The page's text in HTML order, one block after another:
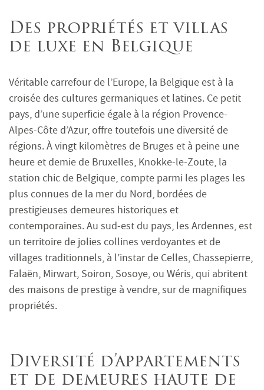
Des propriétés et villas
de luxe en Belgique
Véritable carrefour de l’Europe, la Belgique est à la
croisée des cultures germaniques et latines. Ce petit
pays, d’une superficie égale à la région Provence-
Alpes-Côte d’Azur, offre toutefois une diversité de
régions. À vingt kilomètres de Bruges et à peine une
heure et demie de Bruxelles, Knokke-le-Zoute, la
station chic de Belgique, compte parmi les plages les
plus connues de la mer du Nord, bordées de
prestigieuses demeures historiques et
contemporaines. Au sud-est du pays, les Ardennes, est
un territoire de jolies collines verdoyantes et de
villages traditionnels, à l’instar de Celles, Chassepierre,
Falaën, Mirwart, Soiron, Sosoye, ou Wéris, qui abritent
des maisons de prestige à vendre, sur de magnifiques
propriétés.
Diversité d’appartements
et de demeures haute de